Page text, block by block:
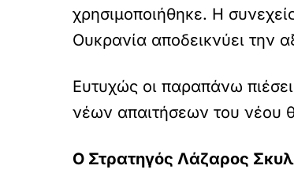
χρησιμοποιήθηκε. Η
Ουκρανία αποδεικνύει την
Ευτυχώς οι παραπάνω
νέων απαιτήσεων του νέου
Ο Στρατηγός Λάζαρος